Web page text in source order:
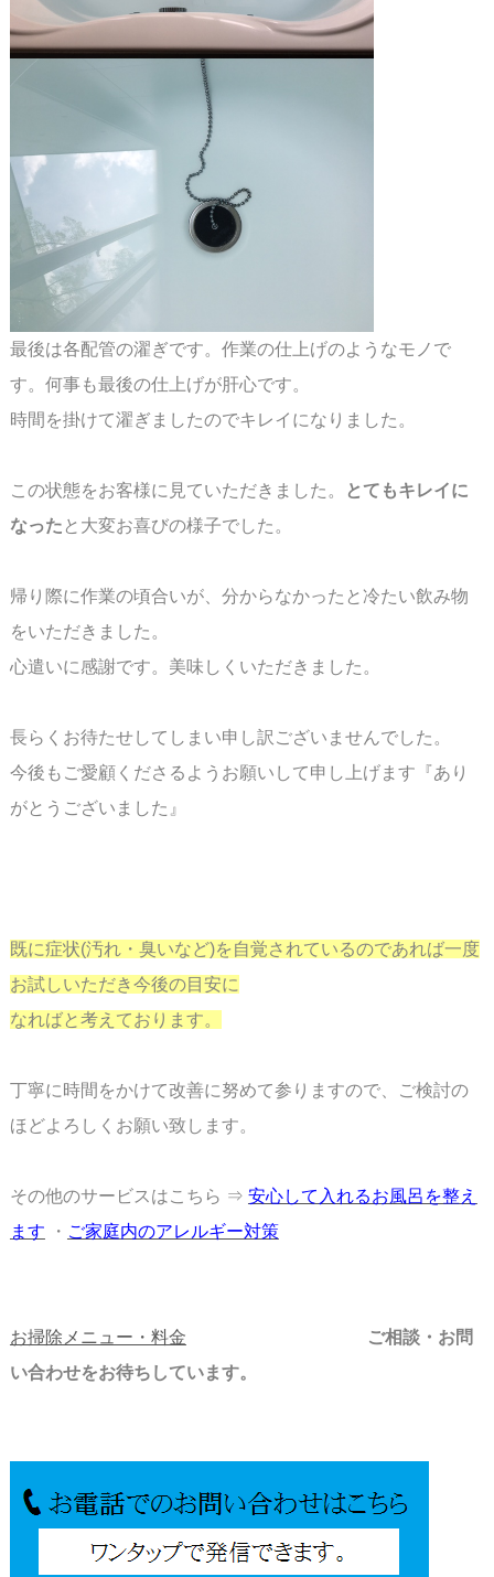
最後は各配管の濯ぎです。作業の仕上げのようなモノで
す。何事も最後の仕上げが肝心です。
時間を掛けて濯ぎましたのでキレイになりました。
この状態をお客様に見ていただきました。
とてもキレイに
なった と大変お喜びの様子でした。
帰り際に作業の頃合いが、分からなかったと冷たい飲み物
をいただきました。
心遣いに感謝です。美味しくいただきました。
長らくお待たせしてしまい申し訳ございませんでした。
今後もご愛顧くださるようお願いして申し上げます『あり
がとうございました』
既に症状(汚れ・臭いなど)を自覚されているのであれば一度
お試しいただき今後の目安に
なればと考えております。
丁寧に時間をかけて改善に努めて参りますので、ご検討の
ほどよろしくお願い致します。
その他のサービスはこちら ⇒ 安心して入れるお風呂を整え
ます ・ ご家庭内のアレルギー対策
お掃除メニュー・料金
ご相談・お問
い合わせをお待ちしています。